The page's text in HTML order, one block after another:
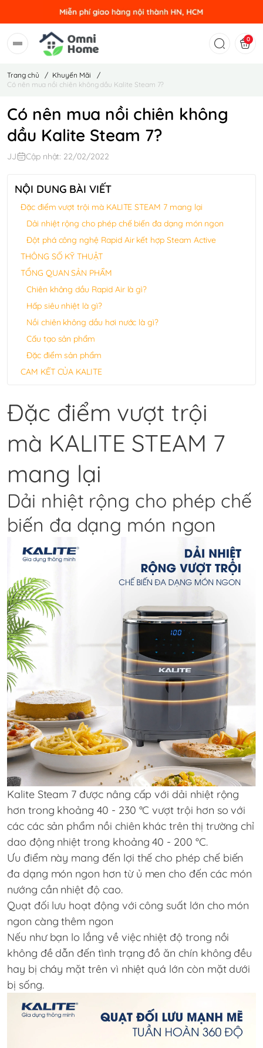
0
Trang chủ / Khuyến Mãi
/
Có nên mua nồi chiên không dầu Kalite Steam 7?
Có nên mua nồi chiên không
dầu Kalite Steam 7?
JJ Cập nhật: 22/02/2022
NỘI DUNG BÀI VIẾT
Đặc điểm vượt trội mà KALITE STEAM 7 mang lại
Dải nhiệt rộng cho phép chế biến đa dạng món ngon
Đột phá công nghệ Rapid Air kết hợp Steam Active
THÔNG SỐ KỸ THUẬT
TỔNG QUAN SẢN PHẨM
Chiên không dầu Rapid Air là gì?
Hấp siêu nhiệt là gì?
Nồi chiên không dầu hơi nước là gì?
Cấu tạo sản phẩm
Đặc điểm sản phẩm
CAM KẾT CỦA KALITE
Đặc điểm vượt trội
mà KALITE STEAM 7
mang lại
Dải nhiệt rộng cho phép chế
biến đa dạng món ngon
Kalite Steam 7 được nâng cấp với dải nhiệt rộng
hơn trong khoảng 40 - 230 °C vượt trội hơn so với
các các sản phẩm nồi chiên khác trên thị trường chỉ
dao động nhiệt trong khoảng 40 - 200 °C.
Ưu điểm này mang đến lợi thế cho phép chế biến
đa dạng món ngon hơn từ ủ men cho đến các món
nướng cần nhiệt độ cao.
Quạt đối lưu hoạt động với công suất lớn cho món
ngon càng thêm ngon
Nếu như bạn lo lắng về việc nhiệt độ trong nồi
không đề dẫn đến tình trạng đồ ăn chín không đều
hay bị cháy mặt trên vì nhiệt quá lớn còn mặt dưới
bị sống.